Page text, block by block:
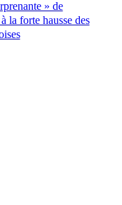
» de
la forte hausse des